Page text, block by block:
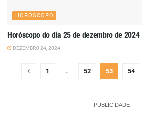
HORÓSCOPO
Horóscopo do dia 25 de dezembro de 2024
DEZEMBRO 24, 2024
1 … 52 53 54
PUBLICIDADE